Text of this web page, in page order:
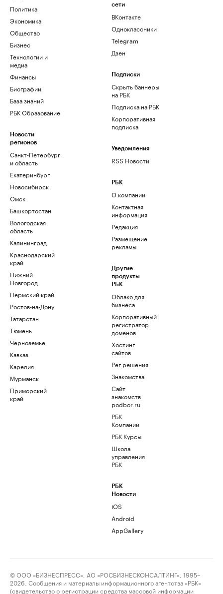
Политика
Экономика
Общество
Бизнес
Технологии и
медиа
Финансы
Биографии
База знаний
РБК Образование
Новости
регионов
Санкт-Петербург
и область
Екатеринбург
Новосибирск
Омск
Башкортостан
Вологодская
область
Калининград
Краснодарский
край
Нижний
Новгород
Пермский край
Ростов-на-Дону
Татарстан
Тюмень
Черноземье
Кавказ
Карелия
Мурманск
Приморский
край
сети
ВКонтакте
Одноклассники
Telegram
Дзен
Подписки
Скрыть баннеры
на РБК
Подписка на РБК
Корпоративная
подписка
Уведомления
RSS Новости
РБК
О компании
Контактная
информация
Редакция
Размещение
рекламы
Другие
продукты
РБК
Облако для
бизнеса
Корпоративный
регистратор
доменов
Хостинг
сайтов
Рег.решения
Знакомства
Сайт
знакомств
podbor.ru
РБК
Компании
РБК Курсы
Школа
управления
РБК
РБК
Новости
iOS
Android
AppGallery
© ООО «БИЗНЕСПРЕСС», АО «РОСБИЗНЕСКОНСАЛТИНГ», 1995–
2026. Сообщения и материалы информационного агентства «РБК»
(свидетельство о регистрации средства массовой информации